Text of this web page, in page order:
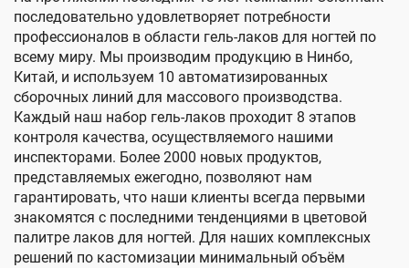
последовательно удовлетворяет потребности
профессионалов в области гель-лаков для ногтей по
всему миру. Мы производим продукцию в Нинбо,
Китай, и используем 10 автоматизированных
сборочных линий для массового производства.
Каждый наш набор гель-лаков проходит 8 этапов
контроля качества, осуществляемого нашими
инспекторами. Более 2000 новых продуктов,
представляемых ежегодно, позволяют нам
гарантировать, что наши клиенты всегда первыми
знакомятся с последними тенденциями в цветовой
палитре лаков для ногтей. Для наших комплексных
решений по кастомизации минимальный объём